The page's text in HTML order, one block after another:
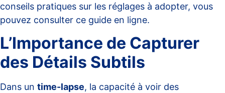
conseils pratiques sur les réglages à adopter, vous
pouvez consulter ce guide en ligne.
L’Importance de Capturer
des Détails Subtils
Dans un time-lapse, la capacité à voir des